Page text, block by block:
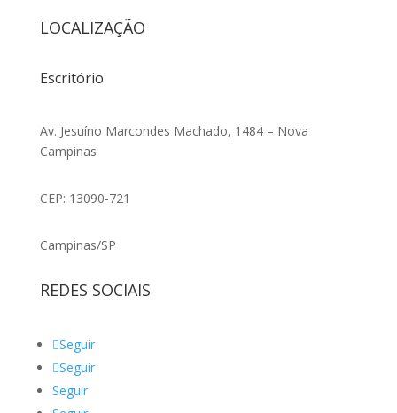
LOCALIZAÇÃO
Escritório
Av. Jesuíno Marcondes Machado, 1484 – Nova
Campinas
CEP: 13090-721
Campinas/SP
REDES SOCIAIS
Seguir
Seguir
Seguir